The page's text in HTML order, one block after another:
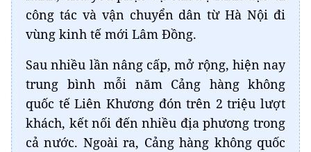
công tác và vận chuyển dân từ Hà Nội đi
vùng kinh tế mới Lâm Đồng.
Sau nhiều lần nâng cấp, mở rộng, hiện nay
trung bình mỗi năm Cảng hàng không
quốc tế Liên Khương đón trên 2 triệu lượt
khách, kết nối đến nhiều địa phương trong
cả nước. Ngoài ra, Cảng hàng không quốc